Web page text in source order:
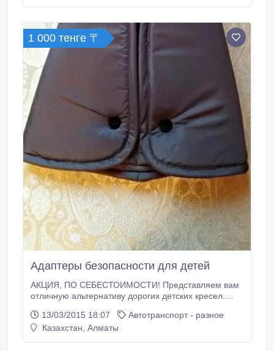
1 000 тенге 〒
Адаптеры безопасности для детей
АКЦИЯ, ПО СЕБЕСТОИМОСТИ! Представляем вам
отличную альтернативу дорогих детских кресел.
-удерживает ребенка во время экстремальной
ситуации. Альтернатива детскому креслу.
13/03/2015 18:07
Автотранспорт - разное
Казахстан, Алматы